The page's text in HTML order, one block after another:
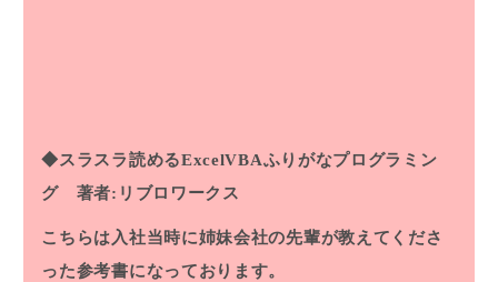
◆スラスラ読めるExcelVBAふりがなプログラミン
グ 著者:リブロワークス
こちらは入社当時に姉妹会社の先輩が教えてくださ
った参考書になっております。